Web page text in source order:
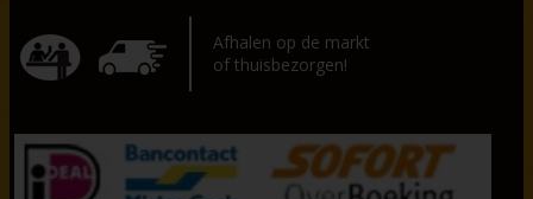
Afhalen op de markt
of thuisbezorgen!